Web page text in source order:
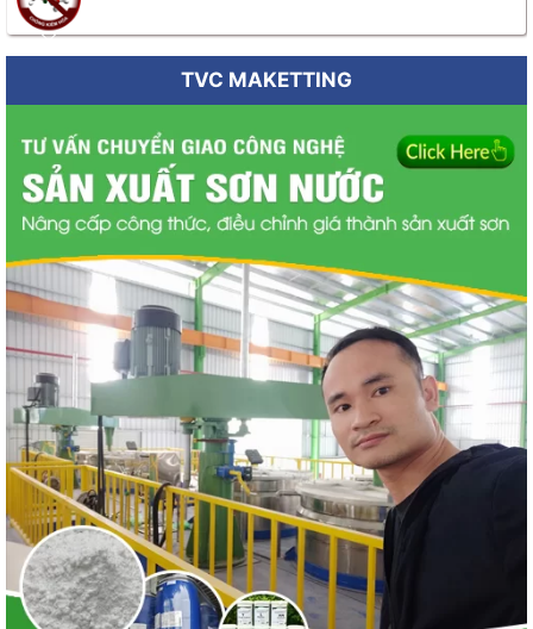
Nhưng chính vì vậy bạn nên lựa chọn những thương hiệu sơn
có mức chiết khấu kinh doanh sơn nước cao. Từ đó bạn có thể
có thêm cho đại lý của bạn một mức chi phí ổn định hơn.
Chính sách Korelex dành cho đại lý
sơn nước
Ngoài việc có mức chiết khấu cao cùng những chính sách ưu
đãi. Ví dụ như miễn phí vận chuyển, hỗ trợ quảng cáo,
marketing, hỗ trợ logo bảng hiệu,.. Korelex còn có chính sách
đổi trả hàng hoá.
Đối với chính sách này thì đại lý hoàn toàn có thể đổi trả hàng
hóa. Tuy nhiên, điều kiện là đối với những sản phẩm bị lỗi
hoặc gặp vấn đề trong quá trình vận chuyển. Hàng cận date
đều có thể đổi trả hàng hóa. Đây là một trong những chính
sách mới mà chỉ có thương hiệu Korelex dành cho đối tác.
Dựa vào hợp đồng ký kết thỏa thuận, nếu đại lý không bán
được hàng và muốn chuyển đổi lĩnh vực kinh doanh. Phí công
ty hoàn toàn sẽ nhận lại hàng và gửi lại theo hợp đồng ký kết
TVC MAKETTING